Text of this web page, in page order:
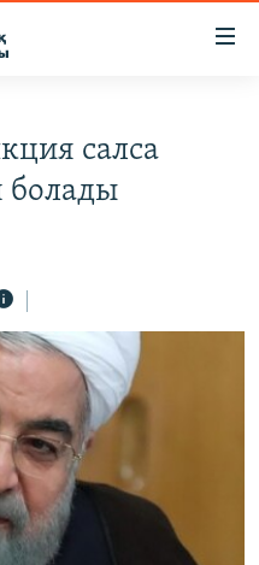
салса
болады